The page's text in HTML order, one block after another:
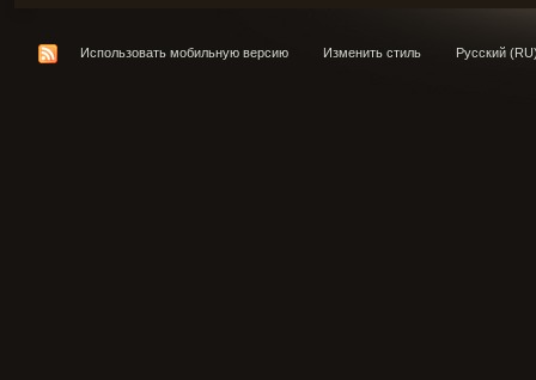
Использовать мобильную версию Изменить стиль Русский